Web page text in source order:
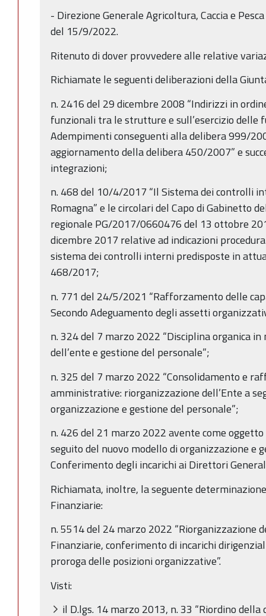
- Direzione Generale Agricoltura, Caccia e
del 15/9/2022.
Ritenuto di dover provvedere alle relative
Richiamate le seguenti deliberazioni della
n. 2416 del 29 dicembre 2008 “Indirizzi in
funzionali tra le strutture e sull’esercizio delle
Adempimenti conseguenti alla delibera 999/
aggiornamento della delibera 450/2007” e
integrazioni;
n. 468 del 10/4/2017 “Il Sistema dei controlli
Romagna” e le circolari del Capo di Gabinetto
regionale PG/2017/0660476 del 13 ottobre
dicembre 2017 relative ad indicazioni
sistema dei controlli interni predisposte in
468/2017;
n. 771 del 24/5/2021 “Rafforzamento delle
Secondo Adeguamento degli assetti
n. 324 del 7 marzo 2022 “Disciplina organica
dell’ente e gestione del personale”;
n. 325 del 7 marzo 2022 “Consolidamento e
amministrative: riorganizzazione dell’Ente a
organizzazione e gestione del personale”;
n. 426 del 21 marzo 2022 avente come
seguito del nuovo modello di organizzazione e
Conferimento degli incarichi ai Direttori
Richiamata, inoltre, la seguente
Finanziarie:
n. 5514 del 24 marzo 2022 “Riorganizzazione
Finanziarie, conferimento di incarichi
proroga delle posizioni organizzative”.
Visti:
il D.lgs. 14 marzo 2013, n. 33 “Riordino